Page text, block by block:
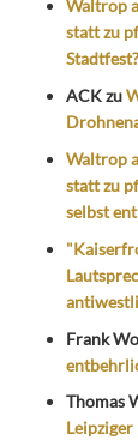
Waltrop
statt zu
ACKzu
Waltrop
statt zu
selbst
Frank
Thomas